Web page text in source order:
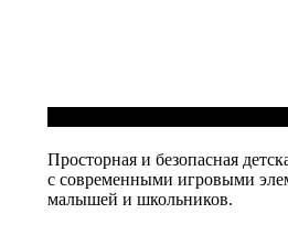
Просторная и безопасная
с современными игровыми
малышей и школьников.